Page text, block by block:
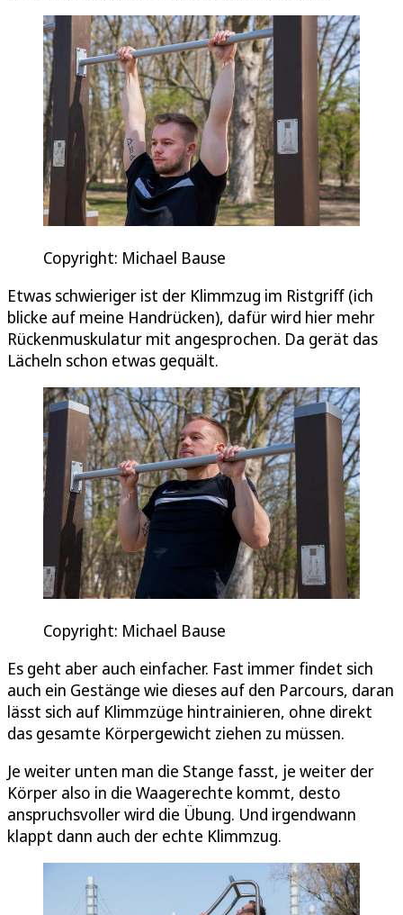
Copyright: Michael Bause
Etwas schwieriger ist der Klimmzug im Ristgriff (ich
blicke auf meine Handrücken), dafür wird hier mehr
Rückenmuskulatur mit angesprochen. Da gerät das
Lächeln schon etwas gequält.
Copyright: Michael Bause
Es geht aber auch einfacher. Fast immer findet sich
auch ein Gestänge wie dieses auf den Parcours, daran
lässt sich auf Klimmzüge hintrainieren, ohne direkt
das gesamte Körpergewicht ziehen zu müssen.
Je weiter unten man die Stange fasst, je weiter der
Körper also in die Waagerechte kommt, desto
anspruchsvoller wird die Übung. Und irgendwann
klappt dann auch der echte Klimmzug.